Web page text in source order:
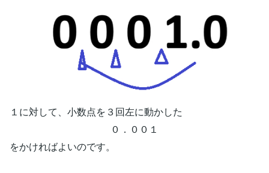
１に対して、小数点を３回左に動かした
０．００１
をかければよいのです。